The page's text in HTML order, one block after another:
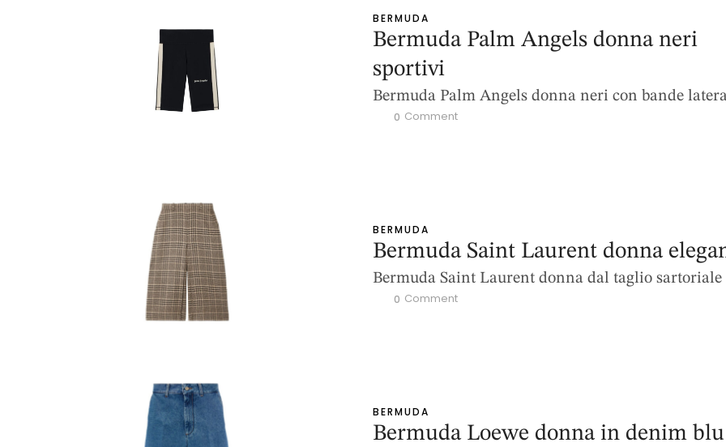
BERMUDA
Bermuda Palm Angels donna neri
sportivi
Bermuda Palm Angels donna neri con bande
0 Comment
BERMUDA
Bermuda Saint Laurent donna
Bermuda Saint Laurent donna dal taglio sartoriale
0 Comment
BERMUDA
Bermuda Loewe donna in denim blu